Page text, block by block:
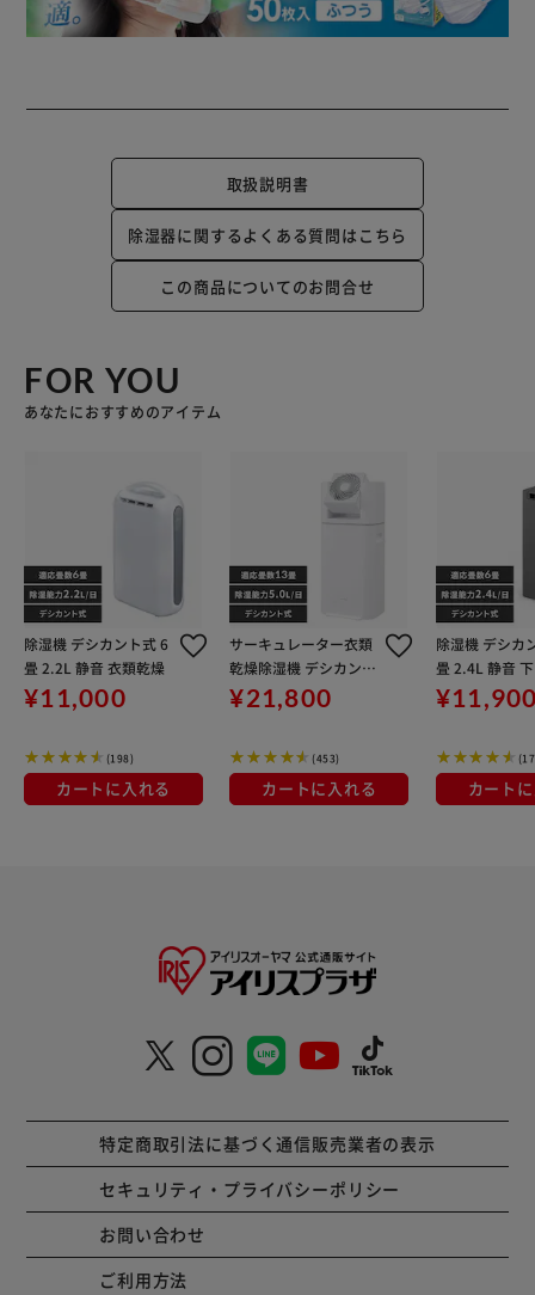
取扱説明書
除湿器に関するよくある質問はこちら
この商品についてのお問合せ
FOR YOU
あなたにおすすめのアイテム
除湿機 デシカント式 6
畳 2.2L 静音 衣類乾燥
¥11,000
(198)
カートに入れる
サーキュレーター衣類
乾燥除湿機 デシカント
式 13畳 5L 静音 1台3役
ホワイト/天面グレー
¥21,800
(453)
カートに入れる
除湿機 デシカ
畳 2.4L 静音
ーバー IJD-
トグレー
カート
特定商取引法に基づく通信販売業者の表示
セキュリティ・プライバシーポリシー
お問い合わせ
ご利用方法